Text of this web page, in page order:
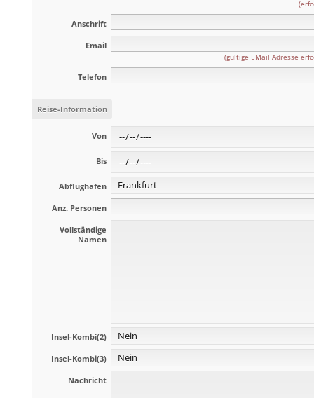
Anschrift
Email
(gültige EMail Adresse
Telefon
Reise-Information
Von
Bis
Abflughafen
Anz. Personen
Vollständige
Namen
Insel-Kombi(2)
Insel-Kombi(3)
Nachricht